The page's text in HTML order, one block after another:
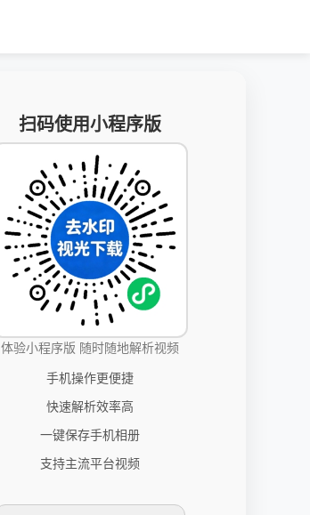
扫码使用小程序版
体验小程序版 随时随地解析视频
手机操作更便捷
快速解析效率高
一键保存手机相册
支持主流平台视频